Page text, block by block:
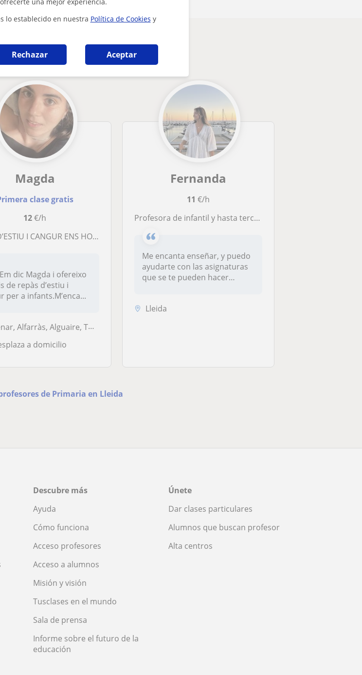
lo establecido en nuestra Política de Cookies y
Rechazar Aceptar
pueden interesarte
Magda
clase gratis
12€/h
I CANGUR ENS HO PASSAREM GENIAL
dic Magda i ofereixo
de repàs d’estiu i
per a infants.M’enca...
Alguaire, Torrefarrera, Rosselló, Lleida Capital
a domicilio
Fernanda
11 €/h
Profesora de infantil y hasta tercero de primaria
Me encanta enseñar, y puedo
ayudarte con las asignaturas
que se te pueden hacer
Lleida
de Primaria en Lleida
Descubre más
Ayuda
Cómo funciona
Acceso profesores
Acceso a alumnos
Misión y visión
Tusclases en el mundo
Sala de prensa
Informe sobre el futuro de la
educación
Únete
Dar clases particulares
Alumnos que buscan profesor
Alta centros